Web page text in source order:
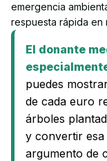
emergencia
respuesta rápida en
El donante
puedes
de cada euro
árboles
y convertir
argumento de